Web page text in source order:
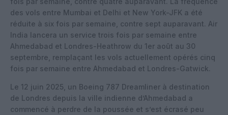
des vols entre Mumbai et Delhi et New York-JFK a été
réduite à six fois par semaine, contre sept auparavant. Air
India lancera un service trois fois par semaine entre
Ahmedabad et Londres-Heathrow du 1er août au 30
septembre, remplaçant les vols actuellement opérés cinq
fois par semaine entre Ahmedabad et Londres-Gatwick.
Le 12 juin 2025, un Boeing 787 Dreamliner à destination
de Londres depuis la ville indienne d’Ahmedabad a
commencé à perdre de la poussée et s’est écrasé peu